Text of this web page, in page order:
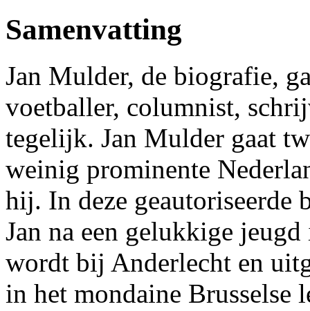
Samenvatting
Jan Mulder, de biografie,
voetballer, columnist,
tegelijk. Jan Mulder gaat
weinig prominente
hij. In deze geautoriseerde
Jan na een gelukkige
wordt bij Anderlecht en
in het mondaine Brusselse